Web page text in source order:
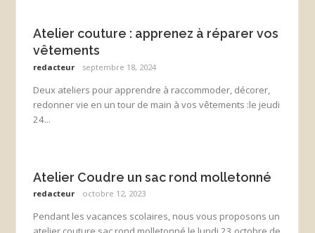
Atelier couture : apprenez à réparer vos
vêtements
redacteur septembre 18, 2024
Deux ateliers pour apprendre à raccommoder, décorer,
redonner vie en un tour de main à vos vêtements :le jeudi
24...
Atelier Coudre un sac rond molletonné
redacteur octobre 12, 2023
Pendant les vacances scolaires, nous vous proposons un